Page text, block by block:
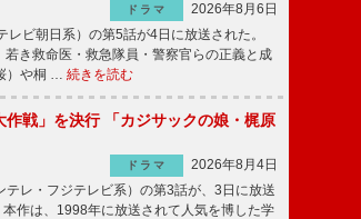
ドラマ
2026年8月6日
ビ朝日系）の第5話が4日に放送された。
き救命医・救急隊員・警察官らの正義と成
）や桐 … 続きを読む
作戦」を決行 「カジサックの娘・梶原
ドラマ
2026年8月4日
レ・フジテレビ系）の第3話が、3日に放送
作は、1998年に放送されて人気を博した学